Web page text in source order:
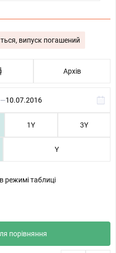
випуск погашений
Архів
—
1Y 3Y
Y
режимі таблиці
порівняння